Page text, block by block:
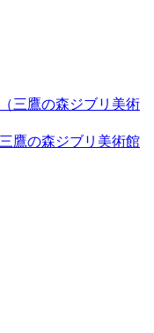
三鷹の森ジブリ美術
鷹の森ジブリ美術館